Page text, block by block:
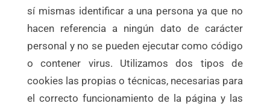
sí mismas identificar a una persona ya que no
hacen referencia a ningún dato de carácter
personal y no se pueden ejecutar como código
o contener virus. Utilizamos dos tipos de
cookies las propias o técnicas, necesarias para
el correcto funcionamiento de la página y las